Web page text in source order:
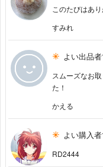
このたびはあ
すみれ
よい出品
スムーズなお
た！
かえる
よい購入
RD2444